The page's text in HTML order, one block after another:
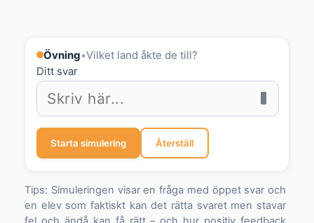
– fungerar för språk (SVA/SFI,
främmande språk) och kan enkelt tillämpas i andra ämnen.
Enkel integration
system utan stora kostnader.
SmartResponse gör skillnaden mellan ett digitalt läromedel
som bara kontrollerar – och ett som faktiskt utvecklar lärande.
Övning•Vilket land åkte de till?
Ditt svar
Starta simulering Återställ
Tips: Simuleringen visar en fråga med öppet svar och
en elev som faktiskt kan det rätta svaret men stavar